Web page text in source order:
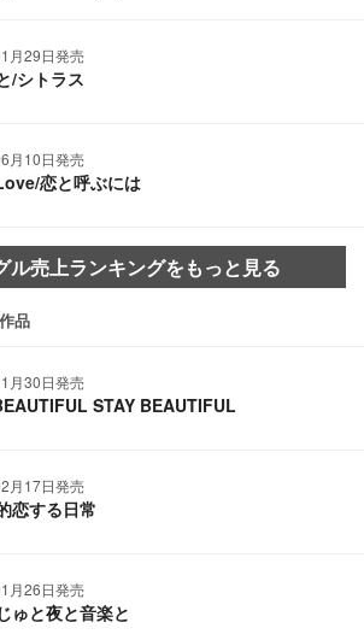
月29日発売
/シトラス
月10日発売
恋と呼ぶには
ル売上ランキングをもっと見る
品
月30日発売
STAY BEAUTIFUL
月17日発売
恋する日常
月26日発売
ゅと夜と音楽と